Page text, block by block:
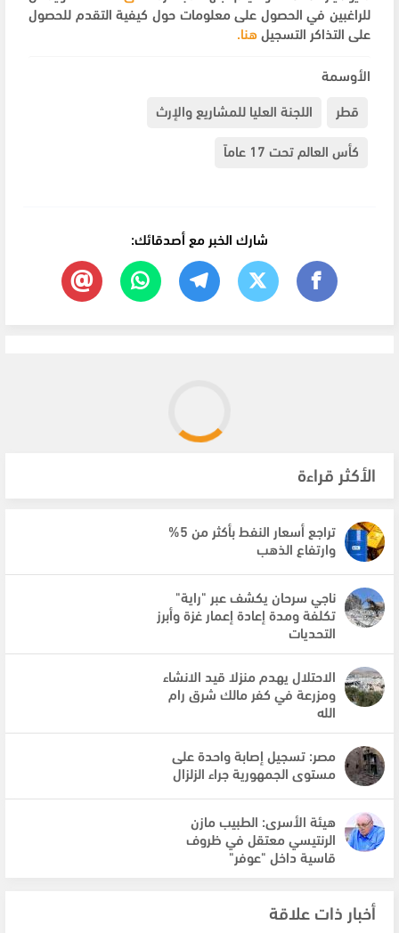
للراغبين في الحصول على معلومات حول كيفية التقدم للحصول
على التذاكر التسجيلهنا.
الأوسمة
قطر
اللجنة العليا للمشاريع والإرث
كأس العالم تحت 17 عاماً
شارك الخبر مع أصدقائك:
الأكثر قراءة
تراجع أسعار النفط بأكثر من 5%
وارتفاع الذهب
ناجي سرحان يكشف عبر "راية"
تكلفة ومدة إعادة إعمار غزة وأبرز
التحديات
الاحتلال يهدم منزلا قيد الانشاء
ومزرعة في كفر مالك شرق رام
الله
مصر: تسجيل إصابة واحدة على
مستوى الجمهورية جراء الزلزال
هيئة الأسرى: الطبيب مازن
الرنتيسي معتقل في ظروف
قاسية داخل "عوفر"
أخبار ذات علاقة